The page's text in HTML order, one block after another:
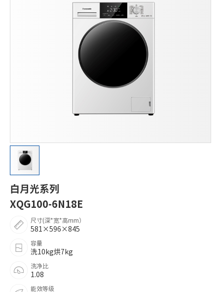
白月光系列
XQG100-6N18E
尺寸(深*宽*高mm）
581×596×845
容量
洗10kg烘7kg
洗净比
1.08
能效等级